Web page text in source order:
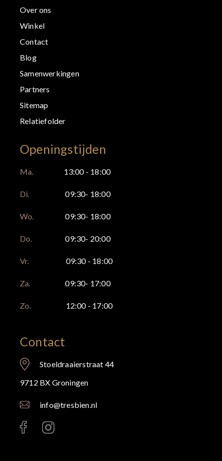
Over ons
Winkel
Contact
Blog
Samenwerkingen
Partners
Sitemap
Relatiefolder
Openingstijden
Ma. 13:00 - 18:00
Di. 09:30- 18:00
Wo. 09:30- 18:00
Do. 09:30- 20:00
Vr. 09:30 - 18:00
Za. 09:30- 17:00
Zo. 12:00 - 17:00
Contact
Stoeldraaierstraat 44
9712 BX Groningen
info@tresbien.nl